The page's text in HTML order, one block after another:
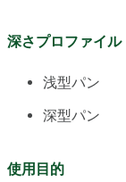
深さプロファイル
浅型パン
深型パン
使用目的